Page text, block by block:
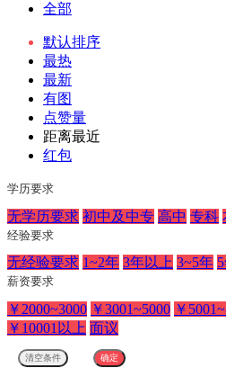
全部
默认排序
最热
最新
有图
点赞量
距离最近
红包
学历要求
无学历要求 初中及中专 高中 专科
经验要求
无经验要求 1~2年 3年以上 3~5年
薪资要求
￥2000~3000 ￥3001~5000 ￥
￥10001以上 面议